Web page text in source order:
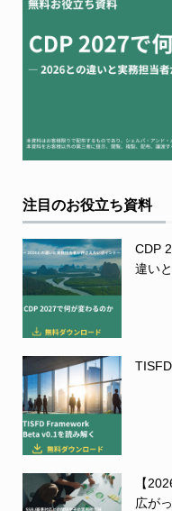
注目のお役立ち資料
CDP
違い
【
広が